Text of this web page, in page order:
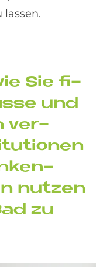
Sie fi­
und
ver­
nut­zen
zu